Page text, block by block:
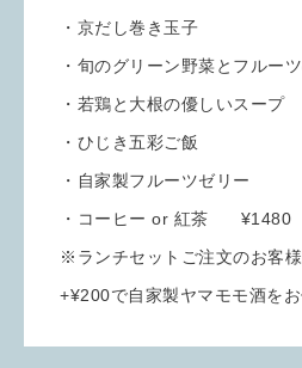
・京だし巻き玉子
・旬のグリーン野菜とフルー
・若鶏と大根の優しいスープ
・ひじき五彩ご飯
・自家製フルーツゼリー
・コーヒー or 紅茶 ¥1480
※ランチセットご注文のお客様
+¥200で自家製ヤマモモ酒を